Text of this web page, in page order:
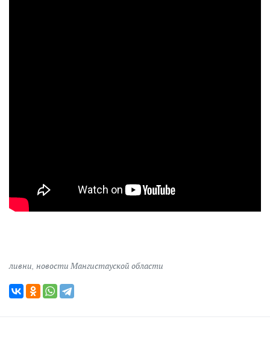
ливни, новости Мангистауской области